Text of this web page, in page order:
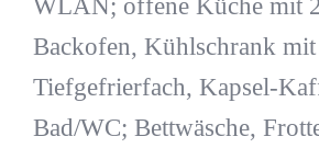
WLAN; offene Küche mit
Backofen, Kühlschrank mit
Tiefgefrierfach, Kapsel-
Bad/WC; Bettwäsche,